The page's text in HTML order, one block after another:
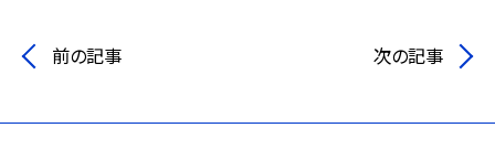
前の記事 次の記事